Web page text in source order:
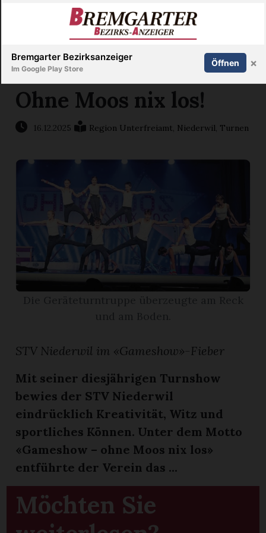
Immobilien
Stellen
Newsletter
Inserieren Abonnieren Anmelden
Ohne Moos nix los!
16.12.2025 Region Unterfreiamt, Niederwil, Turnen
STV Niederwil im «Gameshow»-Fieber
Mit seiner diesjährigen Turnshow
bewies der STV Niederwil
eindrücklich Kreativität, Witz und
sportliches Können. Unter dem Motto
«Gameshow – ohne Moos nix los»
entführte der Verein das ...
Möchten Sie
Bremgarter Bezirksanzeiger
Im Google Play Store
Öffnen ×